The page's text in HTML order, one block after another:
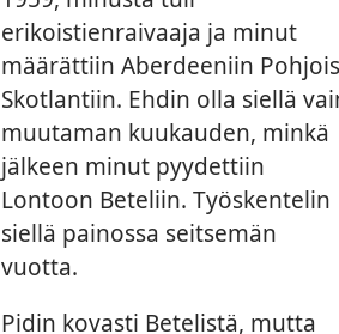
erikoistienraivaaja ja minut
määrättiin Aberdeeniin
Skotlantiin. Ehdin olla siellä
muutaman kuukauden, minkä
jälkeen minut pyydettiin
Lontoon Beteliin. Työskentelin
siellä painossa seitsemän
vuotta.
Pidin kovasti Betelistä, mutta